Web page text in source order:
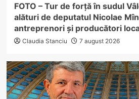
FOTO – Tur de forță în sudul
alături de deputatul Nicolae
antreprenori și producători
Claudia Stanciu 7 august 2026